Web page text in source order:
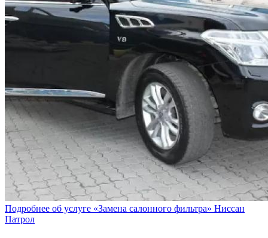
Подробнее об услуге «Замена салонного фильтра» Ниссан
Патрол